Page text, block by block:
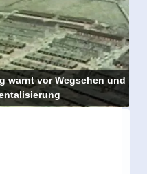
warnt vor Wegsehen und